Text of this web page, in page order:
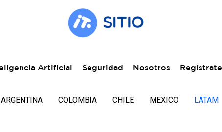
Artificial Seguridad Nosotros Regístrate
ARGENTINA COLOMBIA CHILE MEXICO LATAM